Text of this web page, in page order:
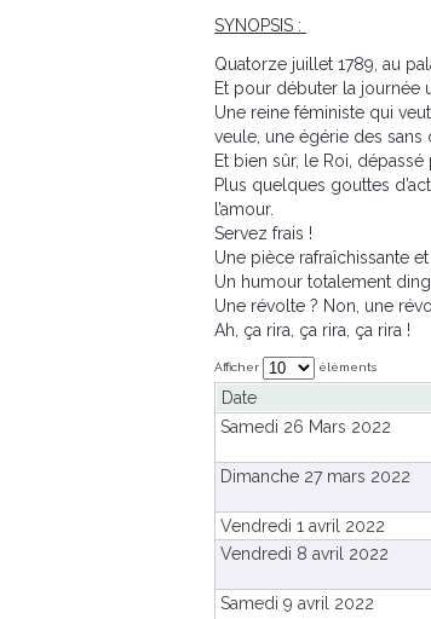
SYNOPSIS :
Quatorze juillet 1789, au
Et pour débuter la journée
Une reine féministe qui
veule, une égérie des sans
Et bien sûr, le Roi, dépassé
Plus quelques gouttes
l’amour.
Servez frais !
Une pièce rafraîchissante
Un humour totalement
Une révolte ? Non, une
Ah, ça rira, ça rira, ça rira !
Afficher éléments
Date
Samedi 26 Mars 2022
Dimanche 27 mars 2022
Vendredi 1 avril 2022
Vendredi 8 avril 2022
Samedi 9 avril 2022